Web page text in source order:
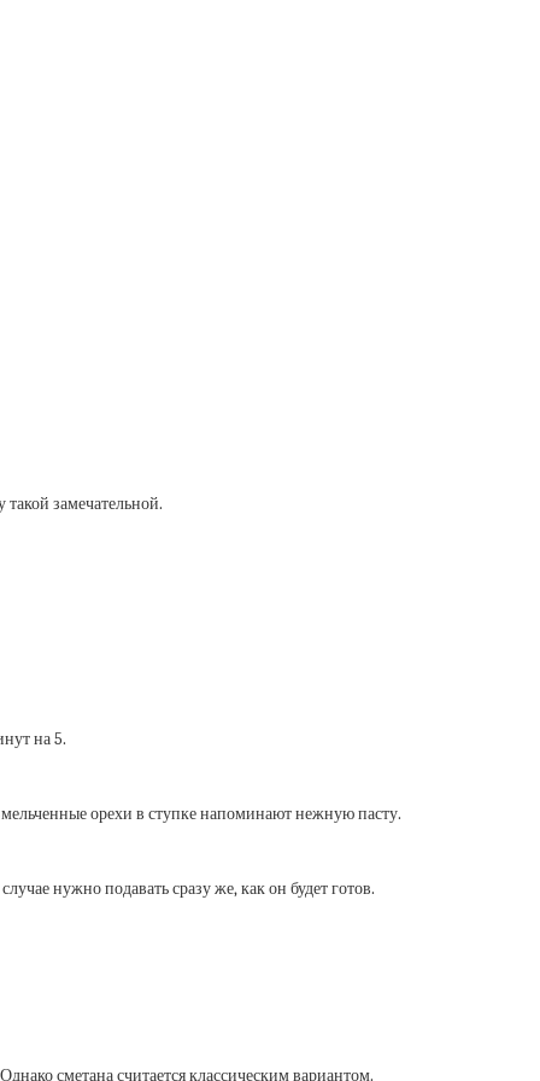
замечательной.
на 5.
орехи в ступке напоминают нежную пасту.
нужно подавать сразу же, как он будет готов.
сметана считается классическим вариантом.